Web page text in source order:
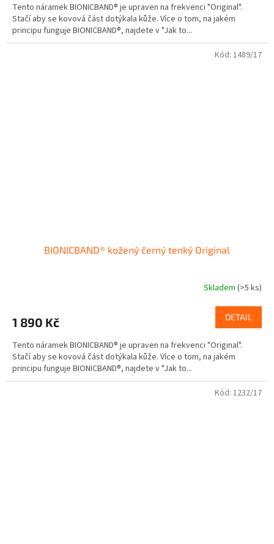
z
5
hvězdiček.
Tento náramek BIONICBAND® je upraven na frekvenci "Original".
Stačí aby se kovová část dotýkala kůže. Více o tom, na jakém
principu funguje BIONICBAND®, najdete v "Jak to...
BIONICBAND® kožený černý tenký Original
Skladem (>5 ks)
1 890 Kč DETAIL
Tento náramek BIONICBAND® je upraven na frekvenci "Original".
Stačí aby se kovová část dotýkala kůže. Více o tom, na jakém
principu funguje BIONICBAND®, najdete v "Jak to...
Kód: 1489/17
Kód: 1232/17